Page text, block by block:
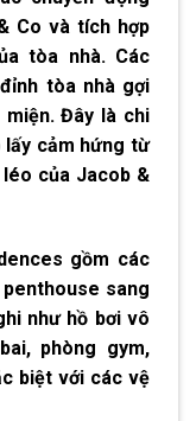
Co và tích hợp
tòa nhà. Các
tòa nhà gợi
Đây là chi
cảm hứng từ
của Jacob &
gồm các
sang
như hồ bơi vô
phòng gym,
biệt với các vệ